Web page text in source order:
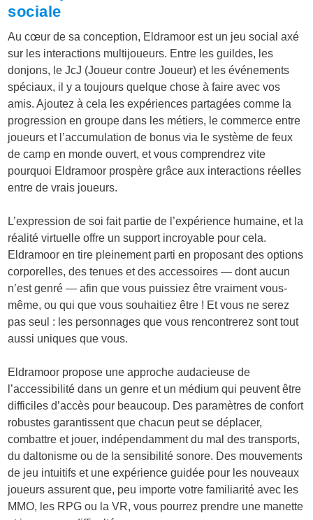
sociale
Au cœur de sa conception, Eldramoor est un jeu social axé
sur les interactions multijoueurs. Entre les guildes, les
donjons, le JcJ (Joueur contre Joueur) et les événements
spéciaux, il y a toujours quelque chose à faire avec vos
amis. Ajoutez à cela les expériences partagées comme la
progression en groupe dans les métiers, le commerce entre
joueurs et l’accumulation de bonus via le système de feux
de camp en monde ouvert, et vous comprendrez vite
pourquoi Eldramoor prospère grâce aux interactions réelles
entre de vrais joueurs.
L’expression de soi fait partie de l’expérience humaine, et la
réalité virtuelle offre un support incroyable pour cela.
Eldramoor en tire pleinement parti en proposant des options
corporelles, des tenues et des accessoires — dont aucun
n’est genré — afin que vous puissiez être vraiment vous-
même, ou qui que vous souhaitiez être ! Et vous ne serez
pas seul : les personnages que vous rencontrerez sont tout
aussi uniques que vous.
Eldramoor propose une approche audacieuse de
l’accessibilité dans un genre et un médium qui peuvent être
difficiles d’accès pour beaucoup. Des paramètres de confort
robustes garantissent que chacun peut se déplacer,
combattre et jouer, indépendamment du mal des transports,
du daltonisme ou de la sensibilité sonore. Des mouvements
de jeu intuitifs et une expérience guidée pour les nouveaux
joueurs assurent que, peu importe votre familiarité avec les
MMO, les RPG ou la VR, vous pourrez prendre une manette